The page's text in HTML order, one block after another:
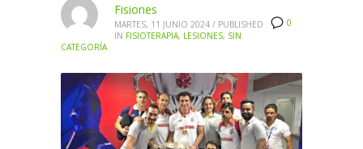
0
Fisiones
MARTES, 11 JUNIO 2024 / PUBLISHED
IN FISIOTERAPIA, LESIONES, SIN
CATEGORÍA